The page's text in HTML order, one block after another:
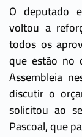
O deputado
voltou a
todos os
que estão no
Assembleia
discutir o
solicitou ao
Pascoal, que